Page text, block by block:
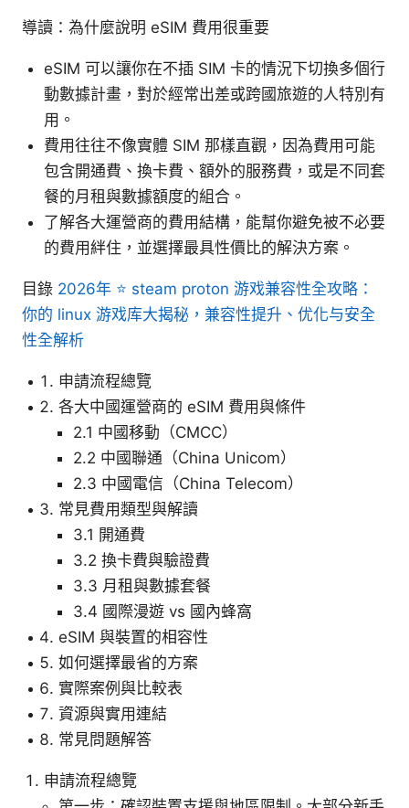
導讀：為什麼說明 eSIM 費用很重要
eSIM 可以讓你在不插 SIM 卡的情況下切換多個行
動數據計畫，對於經常出差或跨國旅遊的人特別有
用。
費用往往不像實體 SIM 那樣直觀，因為費用可能
包含開通費、換卡費、額外的服務費，或是不同套
餐的月租與數據額度的組合。
了解各大運營商的費用結構，能幫你避免被不必要
的費用絆住，並選擇最具性價比的解決方案。
目錄 2026年 ⭐ steam proton 游戏兼容性全攻略：
你的 linux 游戏库大揭秘，兼容性提升、优化与安全
性全解析
申請流程總覽
各大中國運營商的 eSIM 費用與條件
2.1 中國移動（CMCC）
2.2 中國聯通（China Unicom）
2.3 中國電信（China Telecom）
常見費用類型與解讀
3.1 開通費
3.2 換卡費與驗證費
3.3 月租與數據套餐
3.4 國際漫遊 vs 國內蜂窩
eSIM 與裝置的相容性
如何選擇最省的方案
實際案例與比較表
資源與實用連結
常見問題解答
申請流程總覽